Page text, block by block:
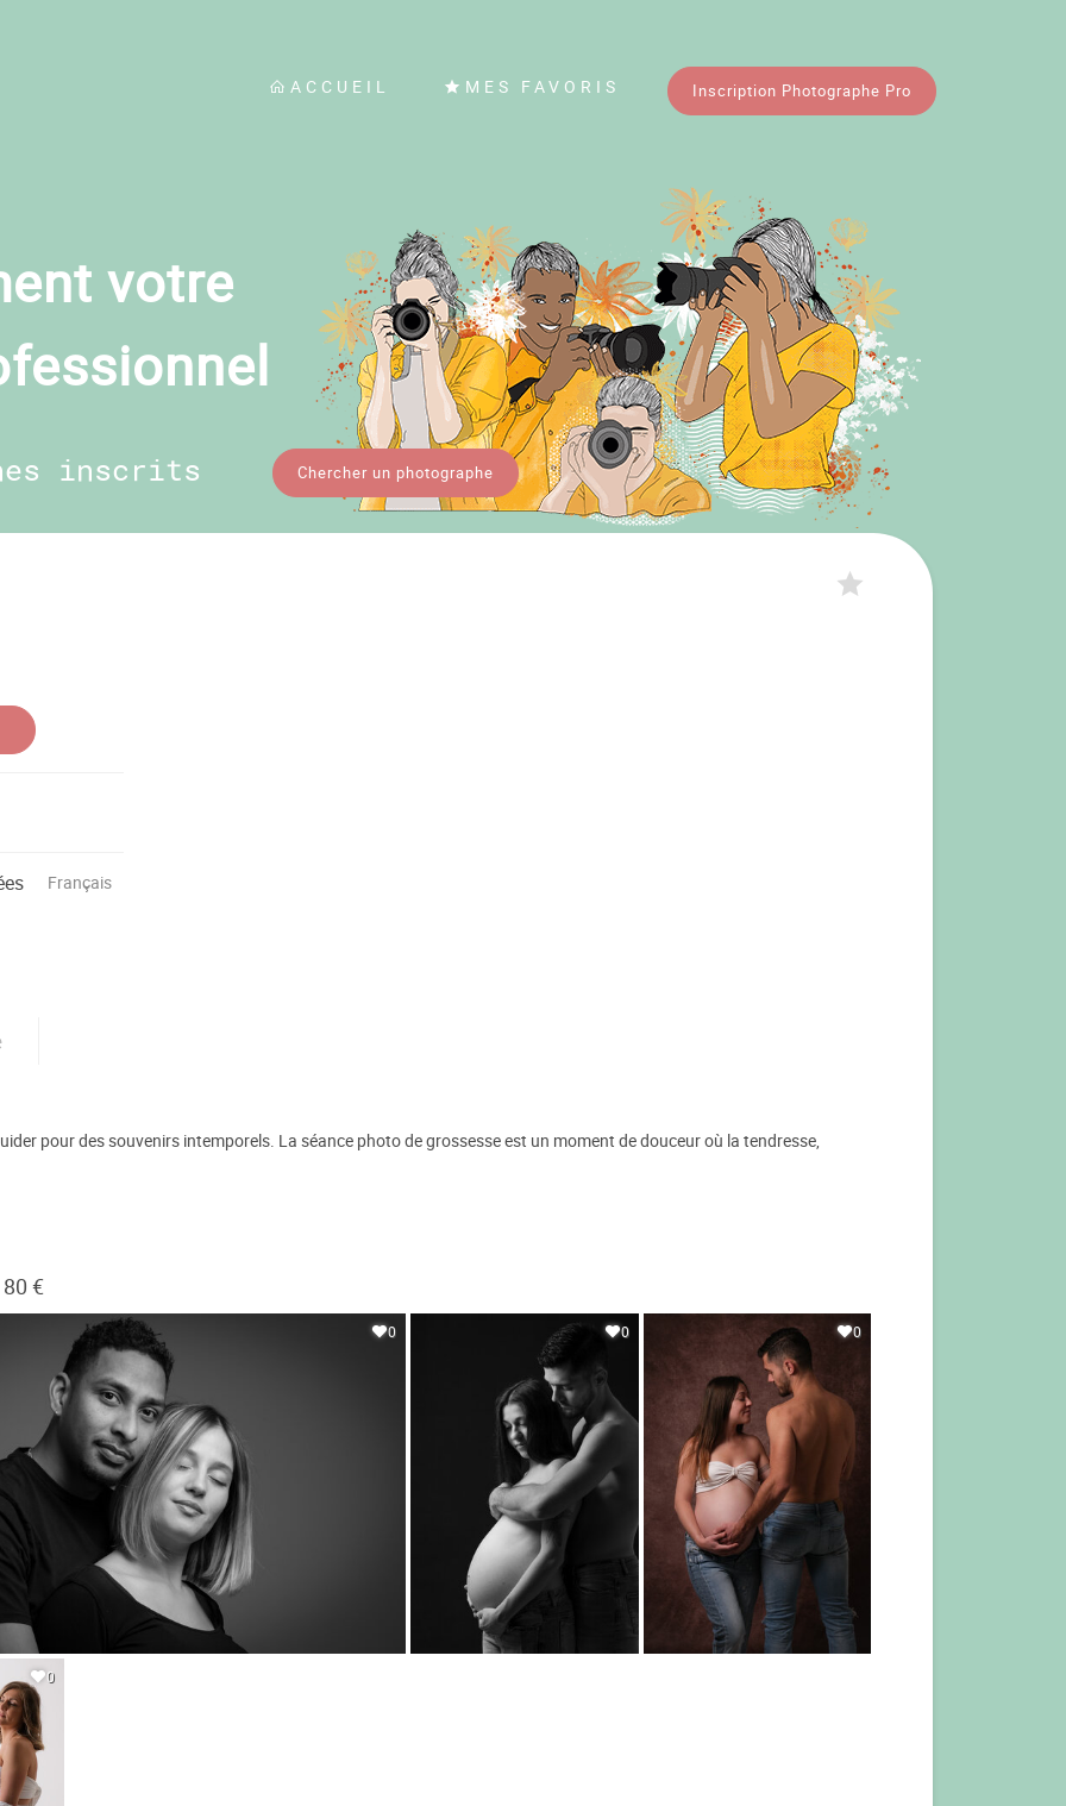
ACCUEIL MES FAVORIS Inscription Photographe Pro
votre
inscrits Chercher un photographe
Français
pour des souvenirs intemporels. La séance photo de grossesse est un moment de douceur où la tendresse,
€
0 0 0
0